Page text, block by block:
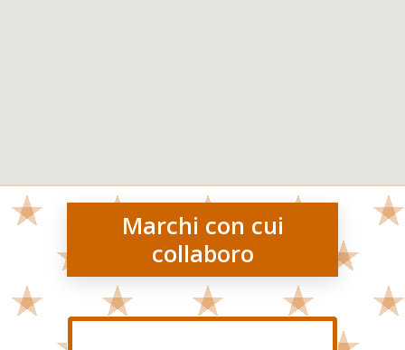
Marchi con cui
collaboro